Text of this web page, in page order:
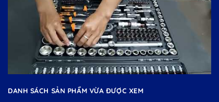
DANH SÁCH SẢN PHẨM VỪA ĐƯỢC XEM